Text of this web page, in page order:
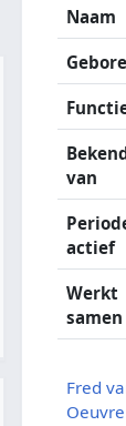
Naam
van
actief
Werkt
Fred